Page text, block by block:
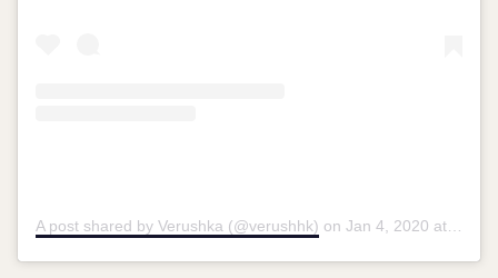
A post shared by Verushka (@verushhk) on Jan 4, 2020 at 11:11am PST